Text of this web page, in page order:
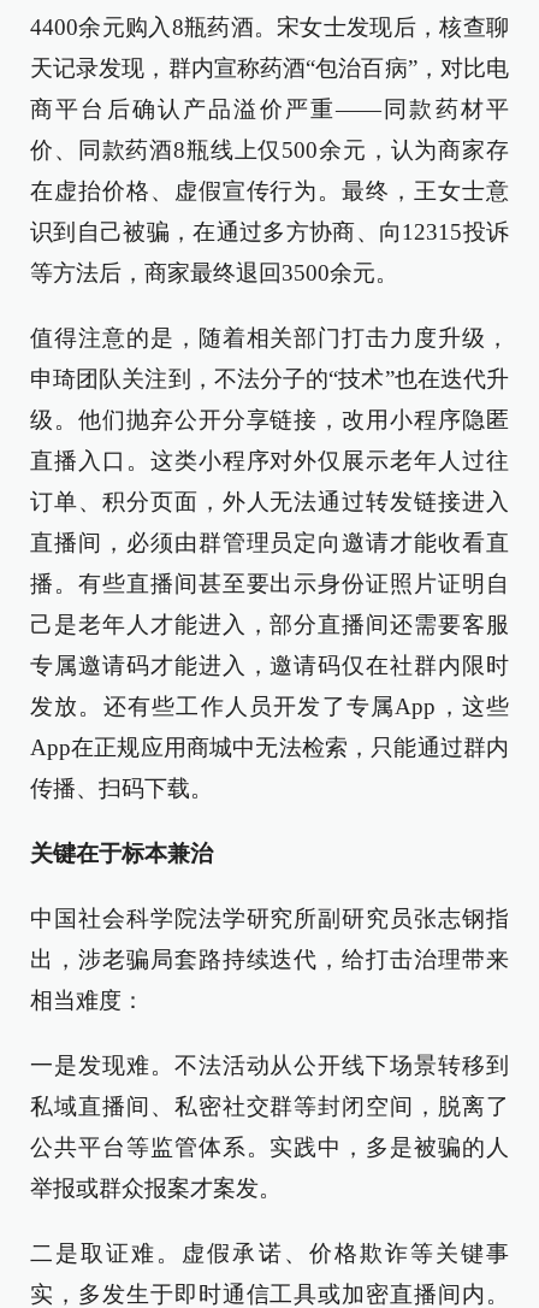
4400余元购入8瓶药酒。宋女士发现后，核查聊
天记录发现，群内宣称药酒“包治百病”，对比电
商平台后确认产品溢价严重——同款药材平
价、同款药酒8瓶线上仅500余元，认为商家存
在虚抬价格、虚假宣传行为。最终，王女士意
识到自己被骗，在通过多方协商、向12315投诉
等方法后，商家最终退回3500余元。
值得注意的是，随着相关部门打击力度升级，
申琦团队关注到，不法分子的“技术”也在迭代升
级。他们抛弃公开分享链接，改用小程序隐匿
直播入口。这类小程序对外仅展示老年人过往
订单、积分页面，外人无法通过转发链接进入
直播间，必须由群管理员定向邀请才能收看直
播。有些直播间甚至要出示身份证照片证明自
己是老年人才能进入，部分直播间还需要客服
专属邀请码才能进入，邀请码仅在社群内限时
发放。还有些工作人员开发了专属App，这些
App在正规应用商城中无法检索，只能通过群内
传播、扫码下载。
关键在于标本兼治
中国社会科学院法学研究所副研究员张志钢指
出，涉老骗局套路持续迭代，给打击治理带来
相当难度：
一是发现难。不法活动从公开线下场景转移到
私域直播间、私密社交群等封闭空间，脱离了
公共平台等监管体系。实践中，多是被骗的人
举报或群众报案才案发。
二是取证难。虚假承诺、价格欺诈等关键事
实，多发生于即时通信工具或加密直播间内。